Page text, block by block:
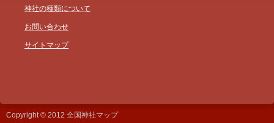
神社の種類について
お問い合わせ
サイトマップ
Copyright © 2012 全国神社マップ